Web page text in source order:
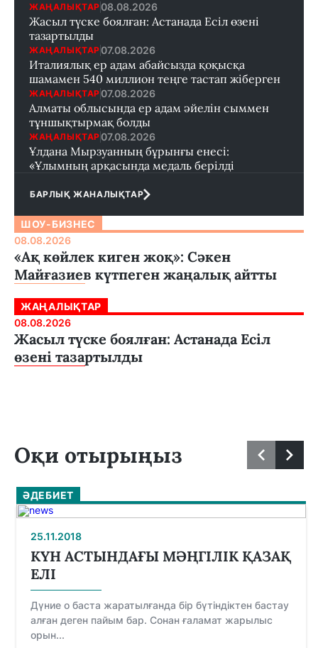
ЖАҢАЛЫҚТАР 08.08.2026
Жасыл түске боялған: Астанада Есіл өзені
тазартылды
ЖАҢАЛЫҚТАР 07.08.2026
Италиялық ер адам абайсызда қоқысқа
шамамен 540 миллион теңге тастап жіберген
ЖАҢАЛЫҚТАР 07.08.2026
Алматы облысында ер адам әйелін сыммен
тұншықтырмақ болды
ЖАҢАЛЫҚТАР 07.08.2026
Ұлдана Мырзуанның бұрынғы енесі:
«Ұлымның арқасында медаль берілді
БАРЛЫҚ ЖАНАЛЫҚТАР
ШОУ-БИЗНЕС
08.08.2026
«Ақ көйлек киген жоқ»: Сәкен
Майғазиев күтпеген жаңалық айтты
ЖАҢАЛЫҚТАР
08.08.2026
Жасыл түске боялған: Астанада Есіл
өзені тазартылды
Оқи отырыңыз
ӘДЕБИЕТ
25.11.2018
КҮН АСТЫНДАҒЫ МӘҢГІЛІК ҚАЗАҚ
ЕЛІ
Дүние о баста жаратылғанда бір бүтіндіктен бастау
алған деген пайым бар. Сонан ғаламат жарылыс
орын...